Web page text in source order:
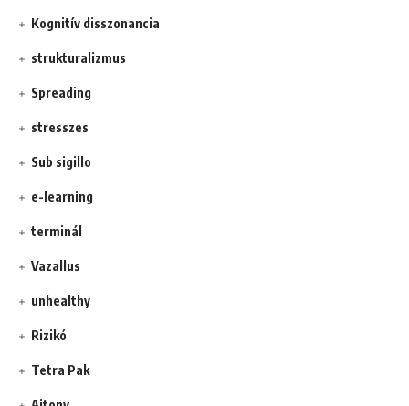
Kognitív disszonancia
strukturalizmus
Spreading
stresszes
Sub sigillo
e-learning
terminál
Vazallus
unhealthy
Rizikó
Tetra Pak